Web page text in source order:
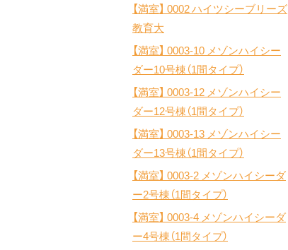
【満室】 0002 ハイツシーブリーズ
教育大
【満室】 0003-10 メゾンハイシー
ダー10号棟（1間タイプ）
【満室】 0003-12 メゾンハイシー
ダー12号棟（1間タイプ）
【満室】 0003-13 メゾンハイシー
ダー13号棟（1間タイプ）
【満室】 0003-2 メゾンハイシーダ
ー2号棟（1間タイプ）
【満室】 0003-4 メゾンハイシーダ
ー4号棟（1間タイプ）